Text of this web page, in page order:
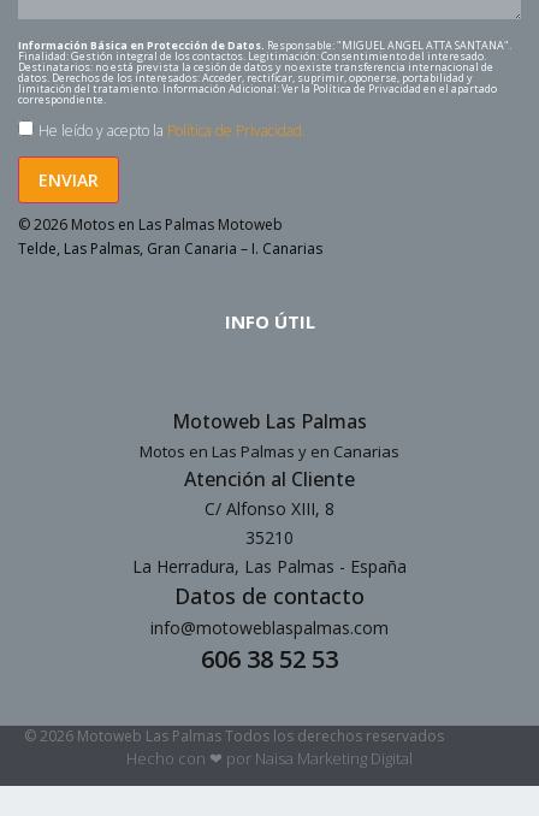
Información Básica en Protección de Datos. Responsable: "MIGUEL ANGEL ATTA SANTANA".
Finalidad: Gestión integral de los contactos. Legitimación: Consentimiento del interesado.
Destinatarios: no está prevista la cesión de datos y no existe transferencia internacional de
datos. Derechos de los interesados: Acceder, rectificar, suprimir, oponerse, portabilidad y
limitación del tratamiento. Información Adicional: Ver la Política de Privacidad en el apartado
correspondiente.
He leído y acepto la Política de Privacidad.
ENVIAR
© 2026 Motos en Las Palmas Motoweb
Telde, Las Palmas, Gran Canaria – I. Canarias
INFO ÚTIL
Motoweb Las Palmas
Motos en Las Palmas y en Canarias
Atención al Cliente
C/ Alfonso XIII, 8
35210
La Herradura, Las Palmas - España
Datos de contacto
info@motoweblaspalmas.com
606 38 52 53
© 2026 Motoweb Las Palmas Todos los derechos reservados
Hecho con ❤ por Naisa Marketing Digital